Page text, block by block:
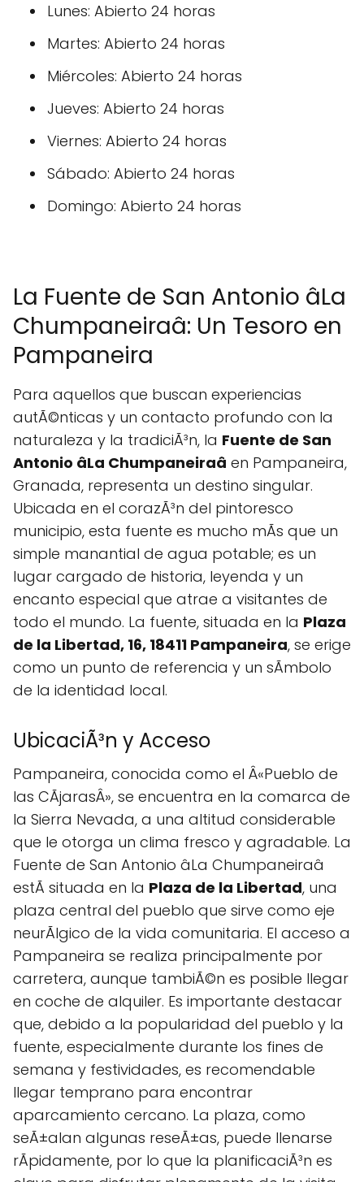
Lunes: Abierto 24 horas
Martes: Abierto 24 horas
Miércoles: Abierto 24 horas
Jueves: Abierto 24 horas
Viernes: Abierto 24 horas
Sábado: Abierto 24 horas
Domingo: Abierto 24 horas
La Fuente de San Antonio âLa
Chumpaneiraâ: Un Tesoro en
Pampaneira
Para aquellos que buscan experiencias
autÃ©nticas y un contacto profundo con la
naturaleza y la tradiciÃ³n, la Fuente de San
Antonio âLa Chumpaneiraâ en Pampaneira,
Granada, representa un destino singular.
Ubicada en el corazÃ³n del pintoresco
municipio, esta fuente es mucho mÃs que un
simple manantial de agua potable; es un
lugar cargado de historia, leyenda y un
encanto especial que atrae a visitantes de
todo el mundo. La fuente, situada en la Plaza
de la Libertad, 16, 18411 Pampaneira, se erige
como un punto de referencia y un sÃ­mbolo
de la identidad local.
UbicaciÃ³n y Acceso
Pampaneira, conocida como el Â«Pueblo de
las CÃ­jarasÂ», se encuentra en la comarca de
la Sierra Nevada, a una altitud considerable
que le otorga un clima fresco y agradable. La
Fuente de San Antonio âLa Chumpaneiraâ
estÃ situada en la Plaza de la Libertad, una
plaza central del pueblo que sirve como eje
neurÃlgico de la vida comunitaria. El acceso a
Pampaneira se realiza principalmente por
carretera, aunque tambiÃ©n es posible llegar
en coche de alquiler. Es importante destacar
que, debido a la popularidad del pueblo y la
fuente, especialmente durante los fines de
semana y festividades, es recomendable
llegar temprano para encontrar
aparcamiento cercano. La plaza, como
seÃ±alan algunas reseÃ±as, puede llenarse
rÃpidamente, por lo que la planificaciÃ³n es